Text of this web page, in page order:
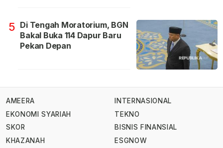
5 Di Tengah Moratorium, BGN
Bakal Buka 114 Dapur Baru
Pekan Depan
AMEERA
EKONOMI SYARIAH
SKOR
KHAZANAH
INTERNASIONAL
TEKNO
BISNIS FINANSIAL
ESGNOW